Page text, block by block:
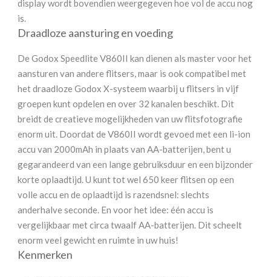
display wordt bovendien weergegeven hoe vol de accu nog
is.
Draadloze aansturing en voeding
De Godox Speedlite V860II kan dienen als master voor het
aansturen van andere flitsers, maar is ook compatibel met
het draadloze Godox X-systeem waarbij u flitsers in vijf
groepen kunt opdelen en over 32 kanalen beschikt. Dit
breidt de creatieve mogelijkheden van uw flitsfotografie
enorm uit. Doordat de V860II wordt gevoed met een li-ion
accu van 2000mAh in plaats van AA-batterijen, bent u
gegarandeerd van een lange gebruiksduur en een bijzonder
korte oplaadtijd. U kunt tot wel 650 keer flitsen op een
volle accu en de oplaadtijd is razendsnel: slechts
anderhalve seconde. En voor het idee: één accu is
vergelijkbaar met circa twaalf AA-batterijen. Dit scheelt
enorm veel gewicht en ruimte in uw huis!
Kenmerken